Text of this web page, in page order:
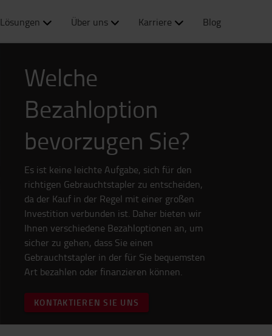
Lösungen Über uns Karriere Blog
Welche
Bezahloption
bevorzugen Sie?
Es ist keine leichte Aufgabe, sich für den
richtigen Gebrauchtstapler zu entscheiden,
da der Kauf in der Regel mit einer großen
Investition verbunden ist. Daher bieten wir
Ihnen verschiedene Bezahloptionen an, um
sicher zu gehen, dass Sie einen
Gebrauchtstapler in der für Sie bequemsten
Art bezahlen oder finanzieren können.
KONTAKTIEREN SIE UNS